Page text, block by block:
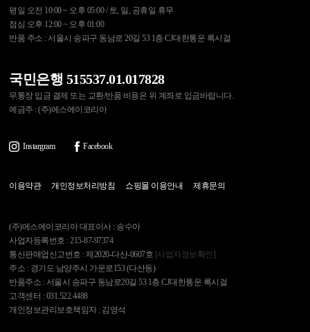
평일 오전 10:00 ~ 오후 05:00 / 토, 일, 공휴일 휴무
점심 오후 12:00 ~ 오후 01:00
반품 주소 : 서울시 송파구 동남로 20길 53 1층 CJ대한통운 록시걸
국민은행 515537.01.017828
무통장 입금 결제 또는 교환/반품 비용은 위 계좌로 입금바랍니다.
예금주 : (주)에스에이코리아
Instargram Facebook
이용약관 개인정보처리방침 쇼핑몰 이용안내 제휴문의
(주)에스에이코리아 대표이사 : 송수아
사업자등록번호 : 215-87-97374
통신판매업신고번호 : 제2020-다산-0607호 [사업자정보확인]
주소 : 경기도 남양주시 가운로153 (다산동)
반품주소 : 서울시 송파구 동남로20길 53 1층 CJ대한통운 록시걸
고객센터 : 031.522.4488
개인정보관리보호책임자 : 김영석